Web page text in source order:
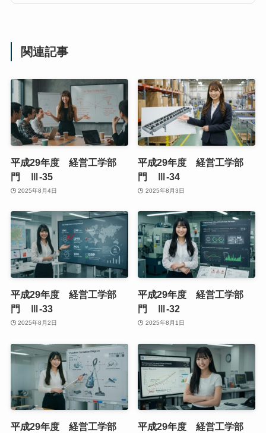
関連記事
平成29年度 経営工学部
門 Ⅲ-35
2025年8月4日
平成29年度 経営工学部
門 Ⅲ-34
2025年8月3日
平成29年度 経営工学部
門 Ⅲ-33
2025年8月2日
平成29年度 経営工学部
門 Ⅲ-32
2025年8月1日
平成29年度 経営工学部
平成29年度 経営工学部